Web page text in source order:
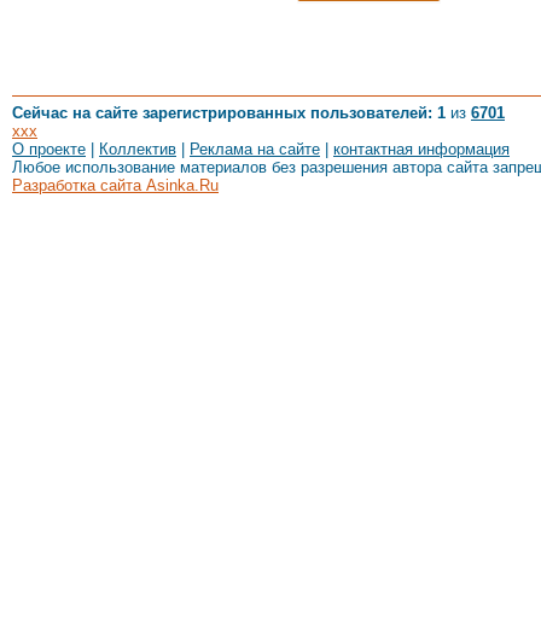
Сейчас на сайте зарегистрированных пользователей: 1 из 6701
xxx
О проекте
Коллектив Реклама на сайте
контактная информация
Любое использование материалов без разрешения автора сайта
Разработка сайта Asinka.Ru